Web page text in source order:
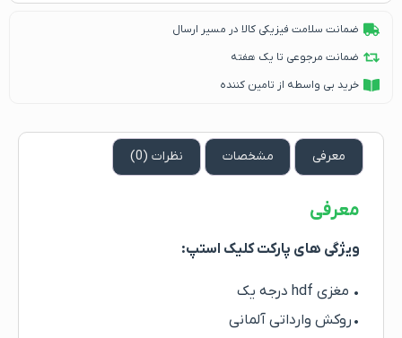
ضمانت سلامت فیزیکی کالا در مسیر ارسال
ضمانت مرجوعی تا یک هفته
خرید بی واسطه از تامین کننده
معرفی مشخصات نظرات (0)
معرفی
ویژگی های پارکت کلیک استپ:
• مغزی hdf درجه یک
• روکش وارداتی آلمانی